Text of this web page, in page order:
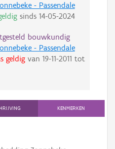
- Passendale
sinds 14-05-2024
bouwkundig
- Passendale
geldigvan 19-11-2011 tot
KENMERKEN